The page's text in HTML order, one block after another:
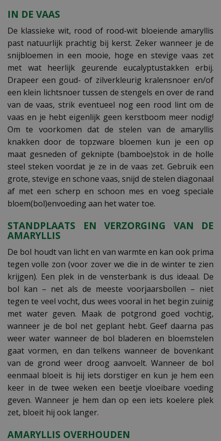
IN DE VAAS
De klassieke wit, rood of rood-wit bloeiende amaryllis
past natuurlijk prachtig bij kerst. Zeker wanneer je de
snijbloemen in een mooie, hoge en stevige vaas zet
met wat heerlijk geurende eucalyptustakken erbij.
Drapeer een goud- of zilverkleurig kralensnoer en/of
een klein lichtsnoer tussen de stengels en over de rand
van de vaas, strik eventueel nog een rood lint om de
vaas en je hebt eigenlijk geen kerstboom meer nodig!
Om te voorkomen dat de stelen van de amaryllis
knakken door de topzware bloemen kun je een op
maat gesneden of geknipte (bamboe)stok in de holle
steel steken voordat je ze in de vaas zet. Gebruik een
grote, stevige en schone vaas, snijd de stelen diagonaal
af met een scherp en schoon mes en voeg speciale
bloem(bol)envoeding aan het water toe.
STANDPLAATS EN VERZORGING VAN DE
AMARYLLIS
De bol houdt van licht en van warmte en kan ook prima
tegen volle zon (voor zover we die in de winter te zien
krijgen). Een plek in de vensterbank is dus ideaal. De
bol kan – net als de meeste voorjaarsbollen – niet
tegen te veel vocht, dus wees vooral in het begin zuinig
met water geven. Maak de potgrond goed vochtig,
wanneer je de bol net geplant hebt. Geef daarna pas
weer water wanneer de bol bladeren en bloemstelen
gaat vormen, en dan telkens wanneer de bovenkant
van de grond weer droog aanvoelt. Wanneer de bol
eenmaal bloeit is hij iets dorstiger en kun je hem een
keer in de twee weken een beetje vloeibare voeding
geven. Wanneer je hem dan op een iets koelere plek
zet, bloeit hij ook langer.
AMARYLLIS OVERHOUDEN